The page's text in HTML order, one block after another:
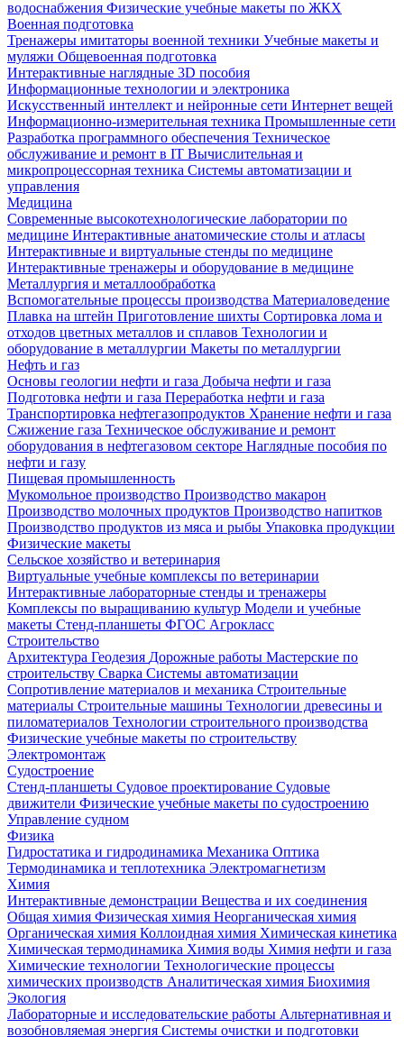
водоснабжения Физические учебные макеты по ЖКХ
Военная подготовка
Тренажеры имитаторы военной техники Учебные макеты и
муляжи Общевоенная подготовка
Интерактивные наглядные 3D пособия
Информационные технологии и электроника
Искусственный интеллект и нейронные сети Интернет вещей
Информационно-измерительная техника Промышленные сети
Разработка программного обеспечения Техническое
обслуживание и ремонт в IT Вычислительная и
микропроцессорная техника Системы автоматизации и
управления
Медицина
Современные высокотехнологические лаборатории по
медицине Интерактивные анатомические столы и атласы
Интерактивные и виртуальные стенды по медицине
Интерактивные тренажеры и оборудование в медицине
Металлургия и металлообработка
Вспомогательные процессы производства Материаловедение
Плавка на штейн Приготовление шихты Сортировка лома и
отходов цветных металлов и сплавов Технологии и
оборудование в металлургии Макеты по металлургии
Нефть и газ
Основы геологии нефти и газа Добыча нефти и газа
Подготовка нефти и газа Переработка нефти и газа
Транспортировка нефтегазопродуктов Хранение нефти и газа
Сжижение газа Техническое обслуживание и ремонт
оборудования в нефтегазовом секторе Наглядные пособия по
нефти и газу
Пищевая промышленность
Мукомольное производство Производство макарон
Производство молочных продуктов Производство напитков
Производство продуктов из мяса и рыбы Упаковка продукции
Физические макеты
Сельское хозяйство и ветеринария
Виртуальные учебные комплексы по ветеринарии
Интерактивные лабораторные стенды и тренажеры
Комплексы по выращиванию культур Модели и учебные
макеты Стенд-планшеты ФГОС Агрокласс
Строительство
Архитектура Геодезия Дорожные работы Мастерские по
строительству Сварка Системы автоматизации
Сопротивление материалов и механика Строительные
материалы Строительные машины Технологии древесины и
пиломатериалов Технологии строительного производства
Физические учебные макеты по строительству
Электромонтаж
Судостроение
Стенд-планшеты Судовое проектирование Судовые
движители Физические учебные макеты по судостроению
Управление судном
Физика
Гидростатика и гидродинамика Механика Оптика
Термодинамика и теплотехника Электромагнетизм
Химия
Интерактивные демонстрации Вещества и их соединения
Общая химия Физическая химия Неорганическая химия
Органическая химия Коллоидная химия Химическая кинетика
Химическая термодинамика Химия воды Химия нефти и газа
Химические технологии Технологические процессы
химических производств Аналитическая химия Биохимия
Экология
Лабораторные и исследовательские работы Альтернативная и
возобновляемая энергия Системы очистки и подготовки